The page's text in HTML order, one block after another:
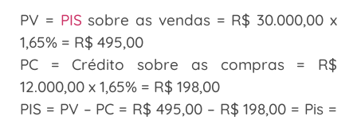
PV = PIS sobre as vendas = R$ 30.000,00 x
1,65% = R$ 495,00
PC = Crédito sobre as compras = R$
12.000,00 x 1,65% = R$ 198,00
PIS = PV – PC = R$ 495,00 – R$ 198,00 = Pis =